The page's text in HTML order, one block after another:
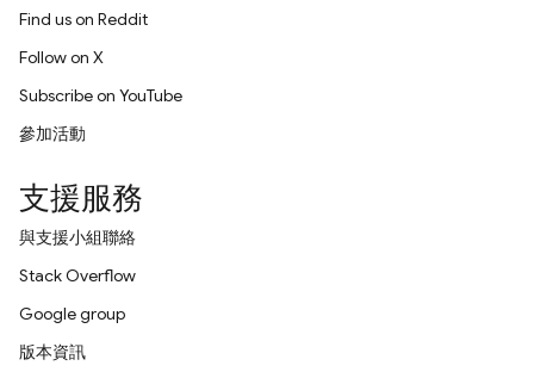
Find us on Reddit
Follow on X
Subscribe on YouTube
參加活動
支援服務
與支援小組聯絡
Stack Overflow
Google group
版本資訊